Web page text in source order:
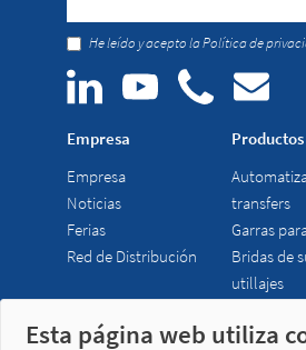
He leído y acepto laPolítica de
Empresa
Empresa
Noticias
Ferias
Red de Distribución
Productos
transfers
Garras
Bridas de
utillajes
Misati S.L.
Esta página web utiliza